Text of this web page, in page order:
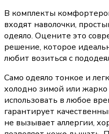
В комплекты
входят наволочки,
одеяло. Оцените это
решение, которое
любит возиться с
Само одеяло тонкое и
холодно зимой или
использовать в любое
гарантирует
не вызывает аллергии,